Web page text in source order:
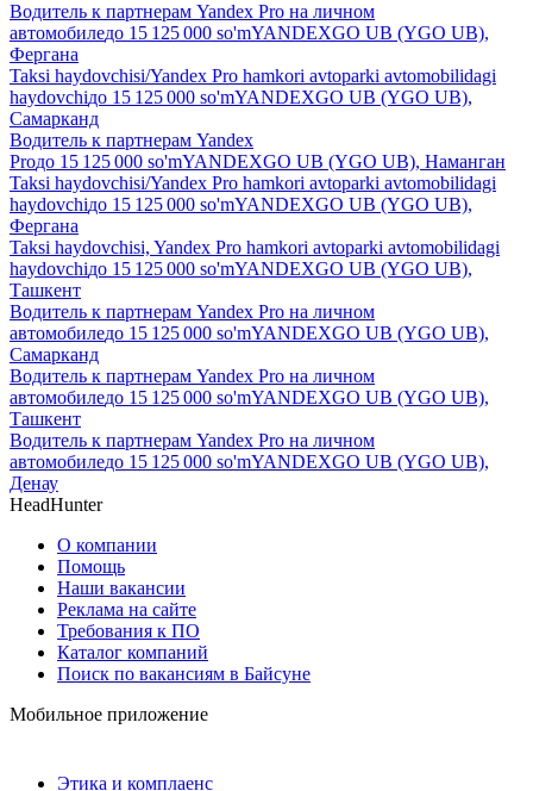
Водитель к партнерам Yandex Pro на личном
автомобиледо 15 125 000 so'mYANDEXGO UB (YGO UB),
Фергана
Taksi haydovchisi/Yandex Pro hamkori avtoparki avtomobilidagi
haydovchiдо 15 125 000 so'mYANDEXGO UB (YGO UB),
Самарканд
Водитель к партнерам Yandex
Proдо 15 125 000 so'mYANDEXGO UB (YGO UB), Наманган
Taksi haydovchisi/Yandex Pro hamkori avtoparki avtomobilidagi
haydovchiдо 15 125 000 so'mYANDEXGO UB (YGO UB),
Фергана
Taksi haydovchisi, Yandex Pro hamkori avtoparki avtomobilidagi
haydovchiдо 15 125 000 so'mYANDEXGO UB (YGO UB),
Ташкент
Водитель к партнерам Yandex Pro на личном
автомобиледо 15 125 000 so'mYANDEXGO UB (YGO UB),
Самарканд
Водитель к партнерам Yandex Pro на личном
автомобиледо 15 125 000 so'mYANDEXGO UB (YGO UB),
Ташкент
Водитель к партнерам Yandex Pro на личном
автомобиледо 15 125 000 so'mYANDEXGO UB (YGO UB),
Денау
HeadHunter
О компании
Помощь
Наши вакансии
Реклама на сайте
Требования к ПО
Каталог компаний
Поиск по вакансиям в Байсуне
Мобильное приложение
Этика и комплаенс